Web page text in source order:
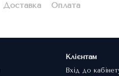
Доставка Оплата
Клієнтам
Вхід до